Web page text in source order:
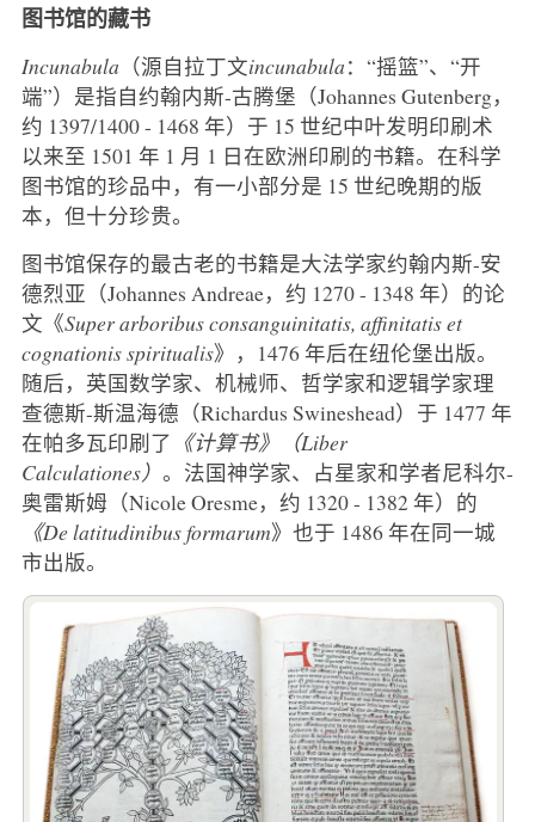
图书馆的藏书
Incunabula （源自拉丁文incunabula：“摇篮”、“开
端”）是指自约翰内斯-古腾堡（Johannes Gutenberg，
约 1397/1400 - 1468 年）于 15 世纪中叶发明印刷术
以来至 1501 年 1 月 1 日在欧洲印刷的书籍。在科学
图书馆的珍品中，有一小部分是 15 世纪晚期的版
本，但十分珍贵。
图书馆保存的最古老的书籍是大法学家约翰内斯-安
德烈亚（Johannes Andreae，约 1270 - 1348 年）的论
文《Super arboribus consanguinitatis, affinitatis et
cognationis spiritualis》，1476 年后在纽伦堡出版。
随后，英国数学家、机械师、哲学家和逻辑学家理
查德斯-斯温海德（Richardus Swineshead）于 1477 年
在帕多瓦印刷了 《计算书》（Liber
Calculationes） 。法国神学家、占星家和学者尼科尔-
奥雷斯姆（Nicole Oresme，约 1320 - 1382 年）的
《De latitudinibus formarum》也于 1486 年在同一城
市出版。